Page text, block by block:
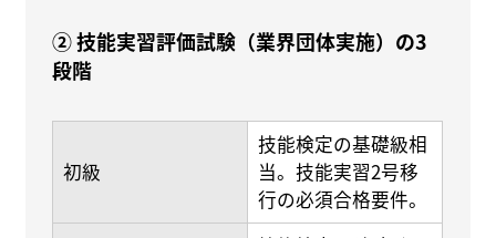
② 技能実習評価試験（業界団体実施）の3
段階
初級
技能検定の基礎級相
当。技能実習2号移
行の必須合格要件。